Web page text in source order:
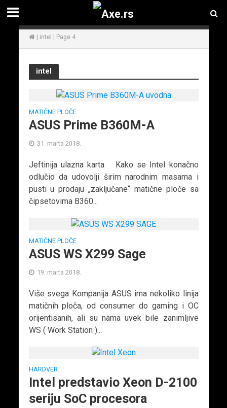
| intel | Page 4
intel
MATIČNE PLOČE
ASUS Prime B360M-A
31. marta 2018.
Jeftinija ulazna karta Kako se Intel konačno
odlučio da udovolji širim narodnim masama i
pusti u prodaju „zaključane“ matične ploče sa
čipsetovima B360...
MATIČNE PLOČE
ASUS WS X299 Sage
19. marta 2018.
Više svega Kompanija ASUS ima nekoliko linija
matičnih ploča, od consumer do gaming i OC
orijentisanih, ali su nama uvek bile zanimljive
WS ( Work Station )...
HARDVER
Intel predstavio Xeon D-2100
seriju SoC procesora